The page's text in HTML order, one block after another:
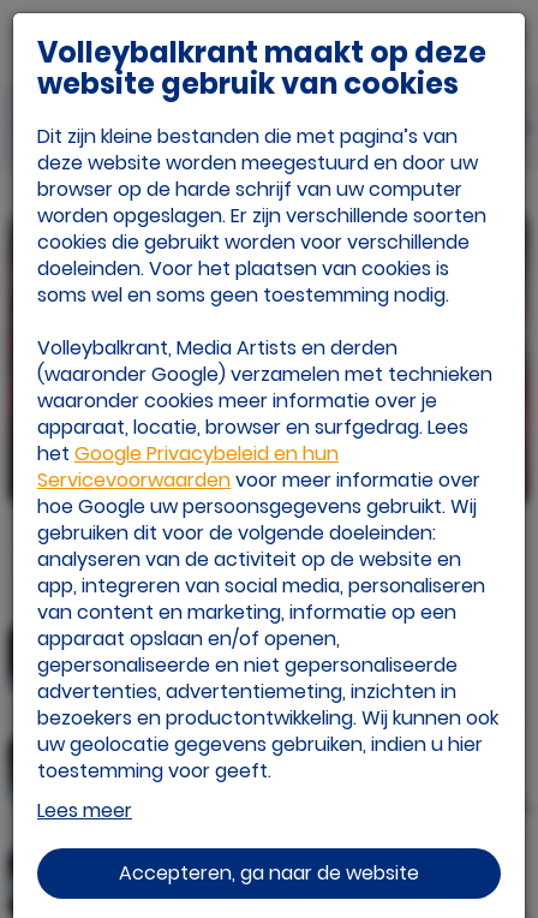
Laatste nieuws Beach Eredivisie
06 jul.
Boermans/Brouwer pakken goud in Gstaad! Brons
voor Stam/Schoon
Lees dit artikel
04 jul.
Jong Oranje U18 op goede weg
tijdens EK
03 jul.
Ingrid Visser Awards (v), dit is de
Ingrid Visser Awards (m), dit is de
Volleybalkrant maakt op deze
website gebruik van cookies
Dit zijn kleine bestanden die met pagina’s van
deze website worden meegestuurd en door uw
browser op de harde schrijf van uw computer
worden opgeslagen. Er zijn verschillende soorten
cookies die gebruikt worden voor verschillende
doeleinden. Voor het plaatsen van cookies is
soms wel en soms geen toestemming nodig.
Volleybalkrant, Media Artists en derden
(waaronder Google) verzamelen met technieken
waaronder cookies meer informatie over je
apparaat, locatie, browser en surfgedrag. Lees
het Google Privacybeleid en hun
Servicevoorwaardenvoor meer informatie over
hoe Google uw persoonsgegevens gebruikt. Wij
gebruiken dit voor de volgende doeleinden:
analyseren van de activiteit op de website en
app, integreren van social media, personaliseren
van content en marketing, informatie op een
apparaat opslaan en/of openen,
gepersonaliseerde en niet gepersonaliseerde
advertenties, advertentiemeting, inzichten in
bezoekers en productontwikkeling. Wij kunnen ook
uw geolocatie gegevens gebruiken, indien u hier
toestemming voor geeft.
Als u meer wilt weten over de cookies die wij
gebruiken, de gegevens die daarmee verzameld
worden en over uw rechten op dit punt, lees dan
onsprivacy policy
Lees meer
Accepteren, ga naar de website